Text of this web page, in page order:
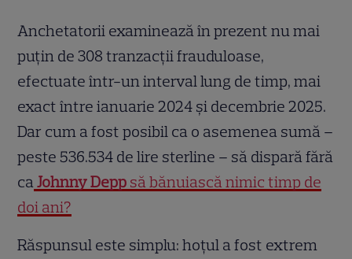
Anchetatorii examinează în prezent nu mai
puțin de 308 tranzacții frauduloase,
efectuate într-un interval lung de timp, mai
exact între ianuarie 2024 și decembrie 2025.
Dar cum a fost posibil ca o asemenea sumă –
peste 536.534 de lire sterline – să dispară fără
ca Johnny Depp să bănuiască nimic timp de
doi ani?
Răspunsul este simplu: hoțul a fost extrem